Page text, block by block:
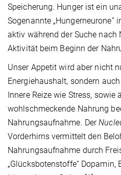
Speicherung. Hunger ist ein
Sogenannte
aktiv während der Suche nach
Aktivität beim Beginn der
Unser Appetit wird aber nicht
Energiehaushalt, sondern
Innere Reize wie Stress, sowie
wohlschmeckende Nahrung
Nahrungsaufnahme. Der
Vorderhirns vermittelt den
Nahrungsaufnahme durch
„Glücksbotenstoffe“ Dopamin,